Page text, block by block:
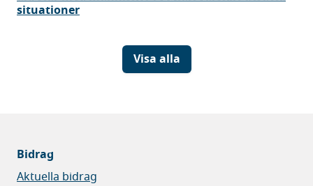
situationer
Visa alla
Bidrag
Aktuella bidrag